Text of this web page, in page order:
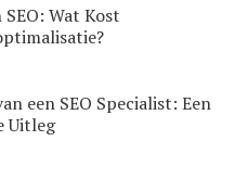
Wat Kost
een SEO Specialist: Een
Uitleg